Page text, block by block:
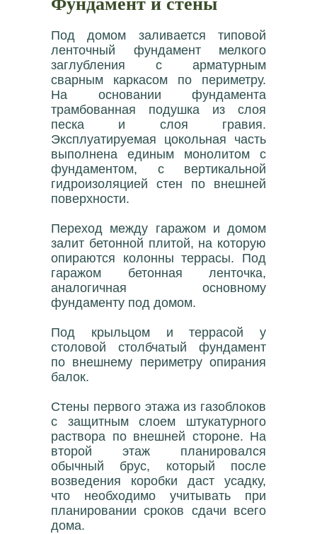
Под домом заливается типовой
ленточный фундамент мелкого
заглубления с арматурным
сварным каркасом по периметру.
На основании фундамента
трамбованная подушка из слоя
песка и слоя гравия.
Эксплуатируемая цокольная часть
выполнена единым монолитом с
фундаментом, с вертикальной
гидроизоляцией стен по внешней
поверхности.
Переход между гаражом и домом
залит бетонной плитой, на которую
опираются колонны террасы. Под
гаражом бетонная ленточка,
аналогичная основному
фундаменту под домом.
Под крыльцом и террасой у
столовой столбчатый фундамент
по внешнему периметру опирания
балок.
Стены первого этажа из газоблоков
с защитным слоем штукатурного
раствора по внешней стороне. На
второй этаж планировался
обычный брус, который после
возведения коробки даст усадку,
что необходимо учитывать при
планировании сроков сдачи всего
дома.